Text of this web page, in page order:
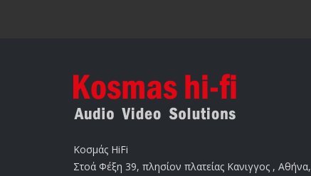
Κοσμάς HiFi
Στοά Φέξη 39, πλησίον πλατείας Κανιγγος , Αθήνα,